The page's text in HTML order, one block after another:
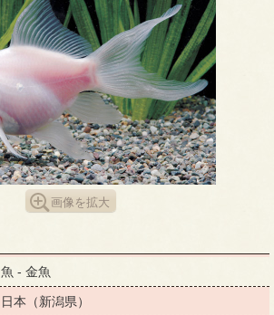
画像を拡大
魚 - 金魚
日本（新潟県）